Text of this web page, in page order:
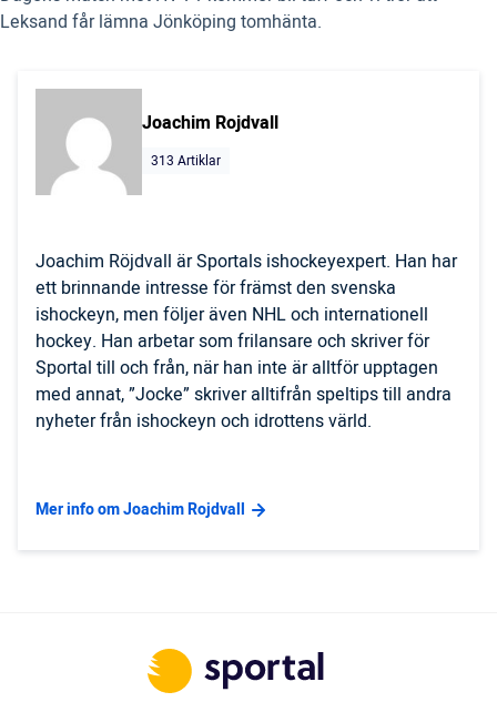
Leksand får lämna Jönköping tomhänta.
Joachim Rojdvall
313 Artiklar
Joachim Röjdvall är Sportals ishockeyexpert. Han har
ett brinnande intresse för främst den svenska
ishockeyn, men följer även NHL och internationell
hockey. Han arbetar som frilansare och skriver för
Sportal till och från, när han inte är alltför upptagen
med annat, ”Jocke” skriver alltifrån speltips till andra
nyheter från ishockeyn och idrottens värld.
Mer info om Joachim Rojdvall